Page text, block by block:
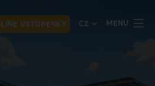
VSTUPENKY CZ MENU